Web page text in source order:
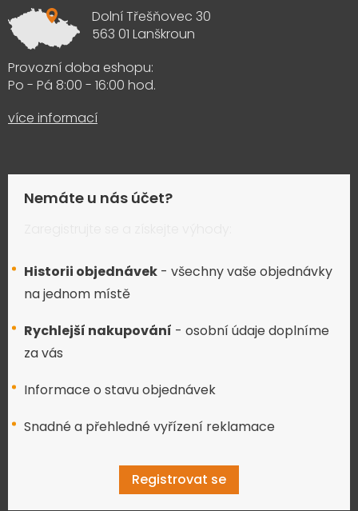
Dolní Třešňovec 30
563 01 Lanškroun
Provozní doba eshopu:
Po - Pá 8:00 - 16:00 hod.
více informací
Nemáte u nás účet?
Historii objednávek - všechny vaše objednávky
na jednom místě
Rychlejší nakupování - osobní údaje doplníme
za vás
Informace o stavu objednávek
Snadné a přehledné vyřízení reklamace
Registrovat se